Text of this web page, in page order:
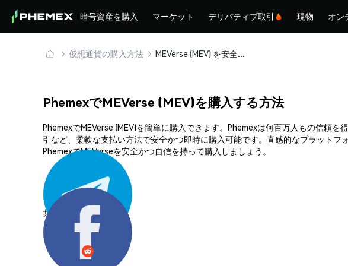
暗号資産を購入 マーケット デリバティブ取引 現物 オン
仮想通貨の購入方法 MEVerse (MEV) を安全に購入・保管
PhemexでMEVerse (MEV)を購入する方法
PhemexでMEVerse (MEV)を簡単に購入できます。Phemexは何百万人もの信頼
引など、柔軟な支払い方法で安全かつ即時に購入可能です。直感的なプラットフ
PhemexでMEVerseを安全かつ自信を持って購入しましょう。
共有する: